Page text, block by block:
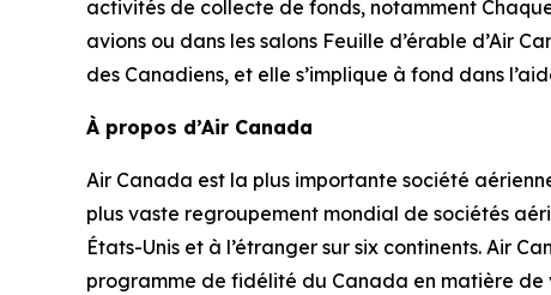
activités de collecte de fonds, notamment
avions ou dans les salons Feuille d’érable d’Air
des Canadiens, et elle s’implique à fond dans
À propos d’Air Canada
Air Canada est la plus importante société
plus vaste regroupement mondial de sociétés
États-Unis et à l’étranger sur six continents. Air
programme de fidélité du Canada en matière de